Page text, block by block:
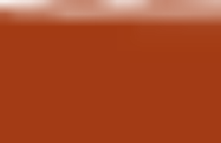
épique (6-4 6-7 7-6) face à Roger Federer en finale
d’Indian Wells. L’argentin...